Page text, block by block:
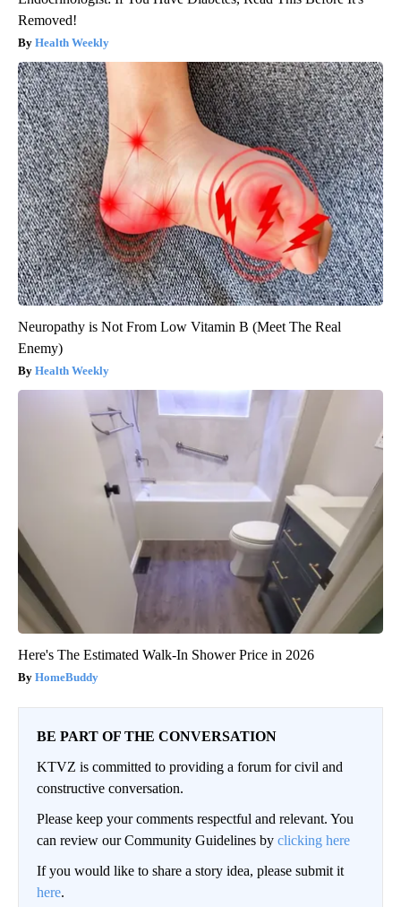
Removed!
Health Weekly
Neuropathy is Not From Low Vitamin B (Meet The Real
Enemy)
Health Weekly
Here's The Estimated Walk-In Shower Price in 2026
HomeBuddy
BE PART OF THE CONVERSATION
KTVZ is committed to providing a forum for civil and
constructive conversation.
Please keep your comments respectful and relevant. You
can review our Community Guidelines by clicking here
If you would like to share a story idea, please submit it
here.